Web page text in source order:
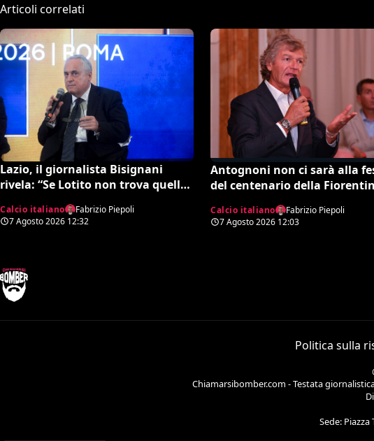
Articoli correlati
Lazio, il giornalista Bisignani
rivela: “Se Lotito non trova quella
segnato”
Calcio italiano
Fabrizio Piepoli
7 Agosto 2026 12:32
Antognoni non ci sarà alla
del centenario della
a Commisso jr. I motivi di
scelta e cosa sta succedendo
Calcio italiano
Fabrizio Piepoli
7 Agosto 2026 12:03
Politica sulla
Chiamarsibomber.com - Testata
Sede: Piazza